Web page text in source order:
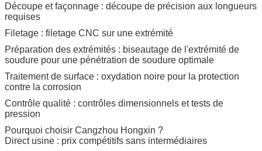
Découpe et façonnage : découpe de précision aux longueurs
requises
Filetage : filetage CNC sur une extrémité
Préparation des extrémités : biseautage de l'extrémité de
soudure pour une pénétration de soudure optimale
Traitement de surface : oxydation noire pour la protection
contre la corrosion
Contrôle qualité : contrôles dimensionnels et tests de
pression
Pourquoi choisir Cangzhou Hongxin ?
Direct usine : prix compétitifs sans intermédiaires